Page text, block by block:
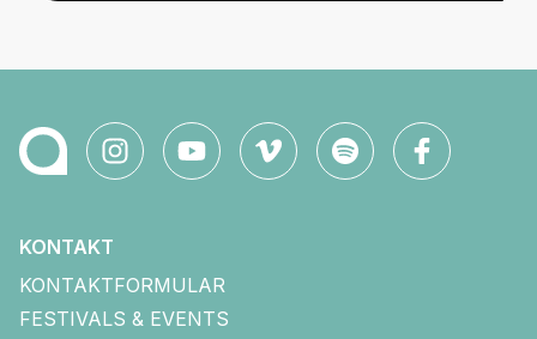
KONTAKT
KONTAKTFORMULAR
FESTIVALS & EVENTS